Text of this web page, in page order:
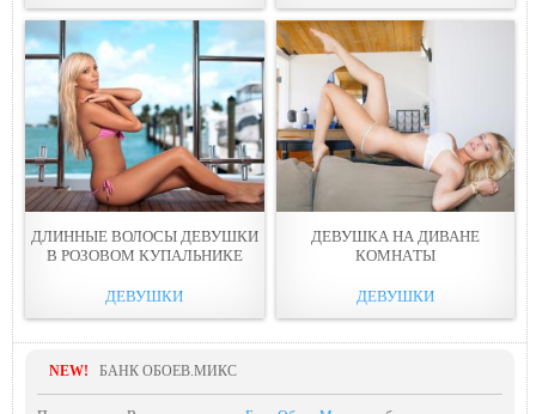
ДЛИННЫE ВОЛОСЫ ДЕВУШКИ
В РОЗОВОМ КУПАЛЬНИКЕ
ДЕВУШКИ
ДЕВУШКА НА ДИВАНЕ
КОМНAТЫ
ДЕВУШКИ
NEW! БАНК ОБОЕВ.МИКС